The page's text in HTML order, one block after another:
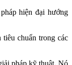
hiện đại hướng
chuẩn trong các
pháp kỹ thuật. Nó